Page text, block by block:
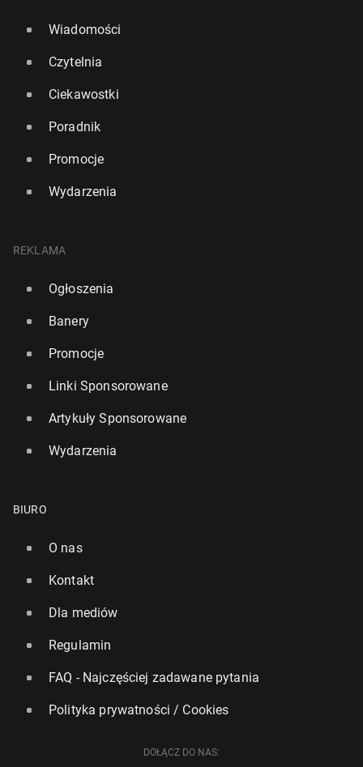
dzie­la kobiety od męż­czyzn
28 czerwca, 10:00
mier­ną tu­ry­sty­ką
27 czerwca, 10:00
Wiadomości
Czytelnia
Ciekawostki
Poradnik
Promocje
Wydarzenia
REKLAMA
Ogłoszenia
Banery
Promocje
Linki Sponsorowane
Artykuły Sponsorowane
Wydarzenia
BIURO
O nas
Kontakt
Dla mediów
Regulamin
FAQ - Najczęściej zadawane pytania
Polityka prywatności / Cookies
DOŁĄCZ DO NAS: